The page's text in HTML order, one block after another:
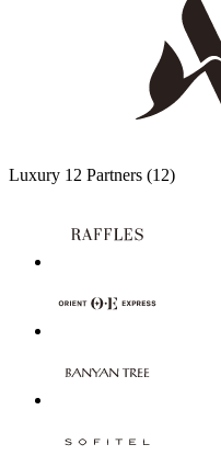
Luxury 12 Partners (12)